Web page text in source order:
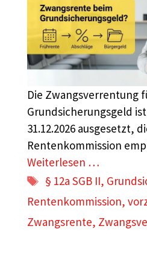
Die Zwangsverrentung
Grundsicherungsgeld
31.12.2026 ausgesetzt,
Rentenkommission
Weiterlesen …
Schlagwörter
§ 12a SGB II,
Rentenkommission,
Zwangsrente,